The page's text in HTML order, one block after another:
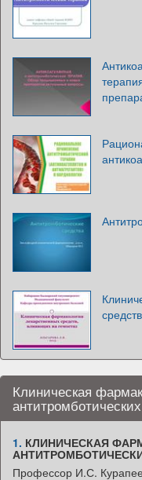
Клиническая
1. КЛИНИЧЕСКАЯ
Профессор И.С.